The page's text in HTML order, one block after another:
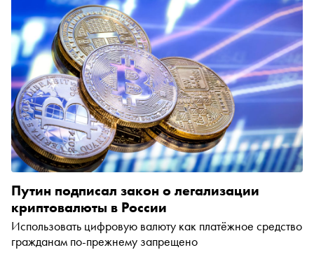
Путин подписал закон о легализации
криптовалюты в России
Использовать цифровую валюту как платёжное средство
гражданам по-прежнему запрещено